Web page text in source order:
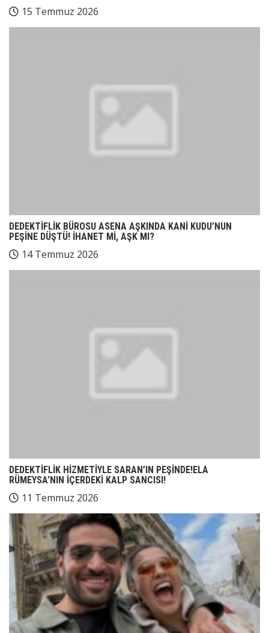
15 Temmuz 2026
DEDEKTİFLİK BÜROSU ASENA AŞKINDA KANİ KUDU’NUN
PEŞİNE DÜŞTÜ! İHANET Mİ, AŞK MI?
14 Temmuz 2026
DEDEKTİFLİK HİZMETİYLE SARAN’IN PEŞİNDE!ELA
RÜMEYSA’NIN İÇERDEKİ KALP SANCISI!
11 Temmuz 2026